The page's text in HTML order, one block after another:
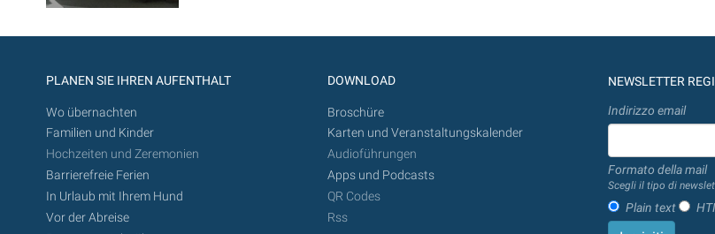
PLANEN SIE IHREN AUFENTHALT
Wo übernachten
Familien und Kinder
Hochzeiten und Zeremonien
Barrierefreie Ferien
In Urlaub mit Ihrem Hund
Vor der Abreise
DOWNLOAD
Broschüre
Karten und Veranstaltungskalender
Audioführungen
Apps und Podcasts
QR Codes
Rss
NEWSLETTER
Indirizzo email
Formato della mail
Scegli il tipo di
Plain text